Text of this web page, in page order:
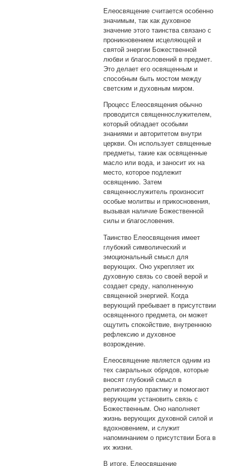
Елеосвящение считается особенно
значимым, так как духовное
значение этого таинства связано с
проникновением исцеляющей и
святой энергии Божественной
любви и благословений в предмет.
Это делает его освященным и
способным быть мостом между
светским и духовным миром.
Процесс Елеосвящения обычно
проводится священнослужителем,
который обладает особыми
знаниями и авторитетом внутри
церкви. Он использует священные
предметы, такие как освященные
масло или вода, и заносит их на
место, которое подлежит
освящению. Затем
священнослужитель произносит
особые молитвы и прикосновения,
вызывая наличие Божественной
силы и благословения.
Таинство Елеосвящения имеет
глубокий символический и
эмоциональный смысл для
верующих. Оно укрепляет их
духовную связь со своей верой и
создает среду, наполненную
священной энергией. Когда
верующий пребывает в присутствии
освященного предмета, он может
ощутить спокойствие, внутреннюю
рефлексию и духовное
возрождение.
Елеосвящение является одним из
тех сакральных обрядов, которые
вносят глубокий смысл в
религиозную практику и помогают
верующим установить связь с
Божественным. Оно наполняет
жизнь верующих духовной силой и
вдохновением, и служит
напоминанием о присутствии Бога в
их жизни.
В итоге, Елеосвящение